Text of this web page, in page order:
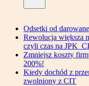
Odsetki od
Rewolucja większa
czyli czas na
Zmniejsz koszty
200%!
Kiedy dochód z
zwolniony z CIT